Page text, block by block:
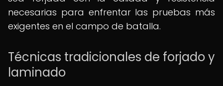
necesarias para enfrentar las pruebas más
exigentes en el campo de batalla.
Técnicas tradicionales de forjado y
laminado